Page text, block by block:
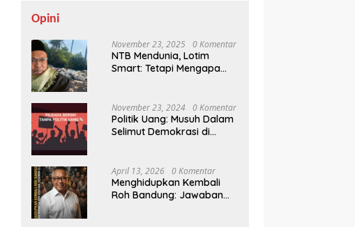
Opini
November 23, 2025 0 Komentar
NTB Mendunia, Lotim
Smart: Tetapi Mengapa
November 23, 2024 0 Komentar
Politik Uang: Musuh Dalam
Selimut Demokrasi di
April 13, 2026 0 Komentar
Menghidupkan Kembali
Roh Bandung: Jawaban